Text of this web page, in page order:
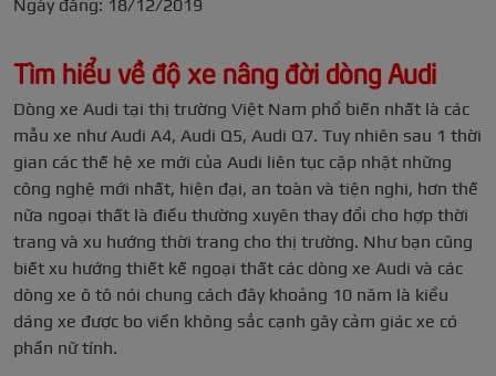
Ngày đăng: 18/12/2019
Tìm hiểu về độ xe nâng đời dòng Audi
Dòng xe Audi tại thị trường Việt Nam phổ biến nhất là các
mẫu xe như Audi A4, Audi Q5, Audi Q7. Tuy nhiên sau 1 thời
gian các thế hệ xe mới của Audi liên tục cập nhật những
công nghệ mới nhất, hiện đại, an toàn và tiện nghi, hơn thế
nữa ngoại thất là điều thường xuyên thay đổi cho hợp thời
trang và xu hướng thời trang cho thị trường. Như bạn cũng
biết xu hướng thiết kế ngoại thất các dòng xe Audi và các
dòng xe ô tô nói chung cách đây khoảng 10 năm là kiểu
dáng xe được bo viền không sắc cạnh gây cảm giác xe có
phần nữ tính.